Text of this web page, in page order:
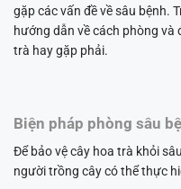
gặp các vấn đề về sâu bệnh.
hướng dẫn về cách phòng và
trà hay gặp phải.
Biện pháp phòng sâu
Để bảo vệ cây hoa trà khỏi
người trồng cây có thể thực